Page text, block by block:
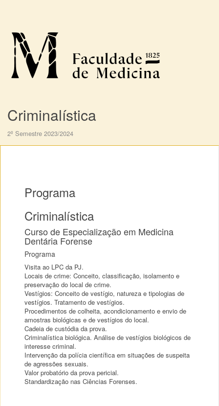
Criminalística
2º Semestre 2023/2024
Programa
Criminalística
Curso de Especialização em Medicina
Dentária Forense
Programa
Visita ao LPC da PJ.
Locais de crime: Conceito, classificação, isolamento e
preservação do local de crime.
Vestígios: Conceito de vestígio, natureza e tipologias de
vestígios. Tratamento de vestígios.
Procedimentos de colheita, acondicionamento e envio de
amostras biológicas e de vestígios do local.
Cadeia de custódia da prova.
Criminalística biológica. Análise de vestígios biológicos de
interesse criminal.
Intervenção da polícia científica em situações de suspeita
de agressões sexuais.
Valor probatório da prova pericial.
Standardização nas Ciências Forenses.